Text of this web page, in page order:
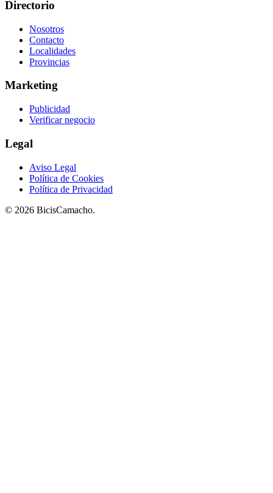
Directorio
Nosotros
Contacto
Localidades
Provincias
Marketing
Publicidad
Verificar negocio
Legal
Aviso Legal
Política de Cookies
Política de Privacidad
© 2026 BicisCamacho.